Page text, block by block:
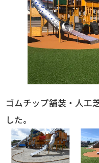
ゴムチップ舗装・人工
した。